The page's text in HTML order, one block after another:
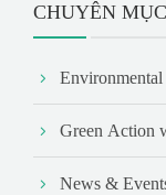
CHUYÊN MỤC
Green Action
News &